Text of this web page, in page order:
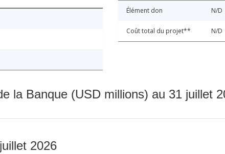
Élément don N/D
Coût total du projet** N/D
la Banque (USD millions) au 31 juillet
2026